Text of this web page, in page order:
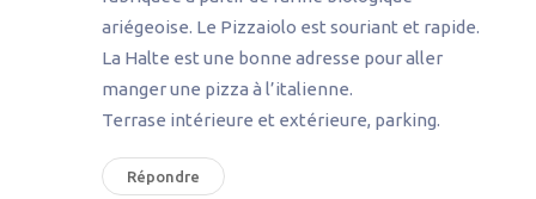
ariégeoise. Le Pizzaiolo est souriant et rapide.
La Halte est une bonne adresse pour aller
manger une pizza à l’italienne.
Terrase intérieure et extérieure, parking.
Répondre